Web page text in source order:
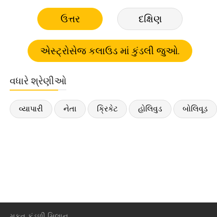
ઉત્તર દક્ષિણ
વધારે શ્રેણીઓ
વ્યાપારી નેતા ક્રિકેટ હોલિવુડ બોલિવૂડ